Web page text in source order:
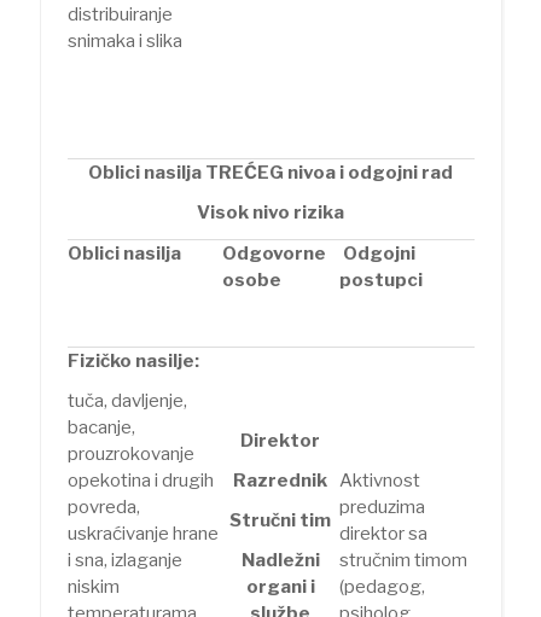
distribuiranje
snimaka i slika
Oblici nasilja TREĆEG nivoa i odgojni rad
Visok nivo rizika
Oblici nasilja
Odgovorne
osobe
Odgojni
postupci
Fizičko nasilje:
tuča, davljenje,
bacanje,
prouzrokovanje
opekotina i drugih
povreda,
uskraćivanje hrane
i sna, izlaganje
niskim
Direktor
Razrednik
Stručni tim
Nadležni
organi i
Aktivnost
preduzima
direktor sa
stručnim timom
(pedagog,